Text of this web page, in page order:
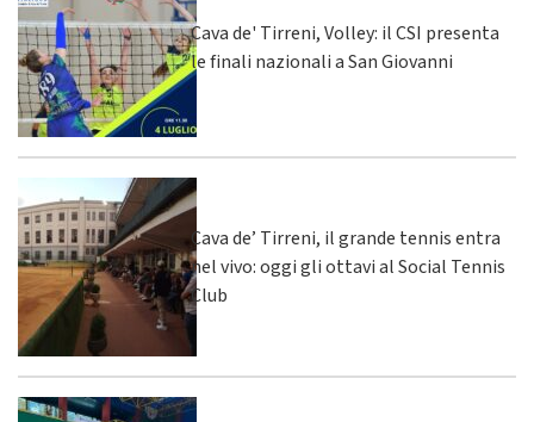
Cava de' Tirreni, Volley: il CSI presenta
le finali nazionali a San Giovanni
Cava de’ Tirreni, il grande tennis entra
nel vivo: oggi gli ottavi al Social Tennis
Club